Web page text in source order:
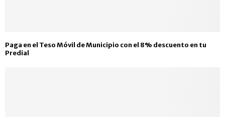
Paga en el Teso Móvil de Municipio con el 8% descuento en tu
Predial